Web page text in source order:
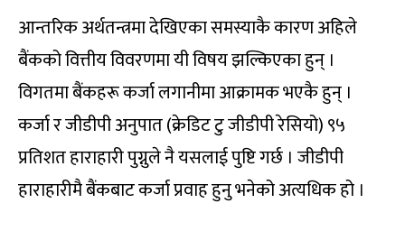
आन्तरिक अर्थतन्त्रमा देखिएका समस्याकै कारण अहिले
बैंकको वित्तीय विवरणमा यी विषय झल्किएका हुन् ।
विगतमा बैंकहरू कर्जा लगानीमा आक्रामक भएकै हुन् ।
कर्जा र जीडीपी अनुपात (क्रेडिट टु जीडीपी रेसियो) ९५
प्रतिशत हाराहारी पुग्नुले नै यसलाई पुष्टि गर्छ । जीडीपी
हाराहारीमै बैंकबाट कर्जा प्रवाह हुनु भनेको अत्यधिक हो ।